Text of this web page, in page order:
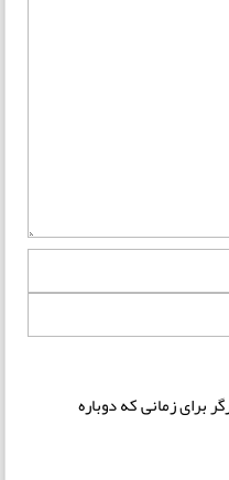
برای زمانی که دوباره